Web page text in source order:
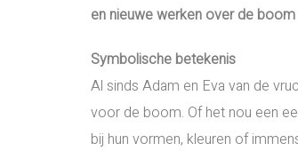
en nieuwe werken over de
Symbolische betekenis
Al sinds Adam en Eva van de
voor de boom. Of het nou een
bij hun vormen, kleuren of